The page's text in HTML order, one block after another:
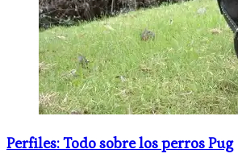
Perfiles: Todo sobre los perros Pug